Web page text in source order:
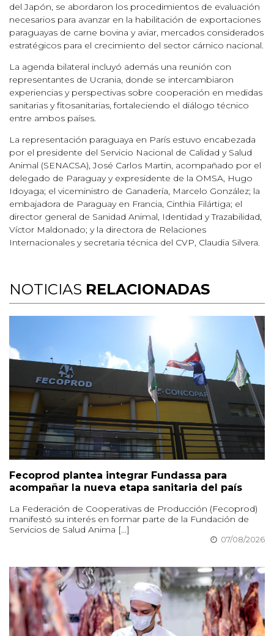
del Japón, se abordaron los procedimientos de evaluación
necesarios para avanzar en la habilitación de exportaciones
paraguayas de carne bovina y aviar, mercados considerados
estratégicos para el crecimiento del sector cárnico nacional.
La agenda bilateral incluyó además una reunión con
representantes de Ucrania, donde se intercambiaron
experiencias y perspectivas sobre cooperación en medidas
sanitarias y fitosanitarias, fortaleciendo el diálogo técnico
entre ambos países.
La representación paraguaya en París estuvo encabezada
por el presidente del Servicio Nacional de Calidad y Salud
Animal (SENACSA), José Carlos Martin, acompañado por el
delegado de Paraguay y expresidente de la OMSA, Hugo
Idoyaga; el viceministro de Ganadería, Marcelo González; la
embajadora de Paraguay en Francia, Cinthia Filártiga; el
director general de Sanidad Animal, Identidad y Trazabilidad,
Víctor Maldonado; y la directora de Relaciones
Internacionales y secretaria técnica del CVP, Claudia Silvera.
NOTICIAS RELACIONADAS
Fecoprod plantea integrar Fundassa para
acompañar la nueva etapa sanitaria del país
La Federación de Cooperativas de Producción (Fecoprod)
manifestó su interés en formar parte de la Fundación de
Servicios de Salud Anima [...]
07/08/2026